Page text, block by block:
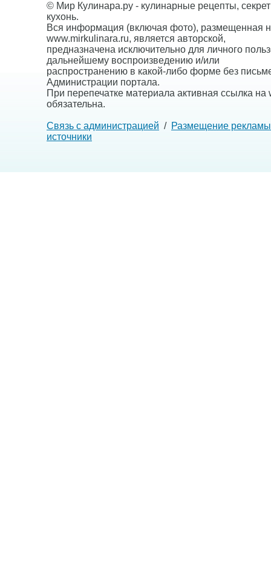
© Мир Кулинара.ру - кулинарные рецепты,
кухонь.
Вся информация (включая фото), размещенная
www.mirkulinara.ru, является авторской,
предназначена исключительно для личного
дальнейшему воспроизведению и/или
распространению в какой-либо форме без
Администрации портала.
При перепечатке материала активная ссылка на
обязательна.
Связь с администрацией / Размещение рекламы
источники